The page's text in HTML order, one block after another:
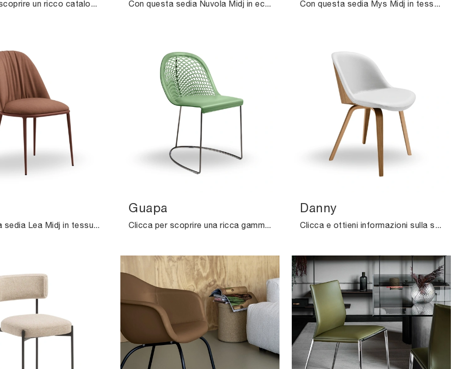
Clicca per scoprire un ricco catalogo di sedie fisse per stanze design: il modello Ola di Midj ti attende! Con questa sedia Nuvola Midj in ecopelle, una delle nostre sedute fisse moderne, potrai arricchire i tuoi locali. Con questa sedia Mys Midj in tessuto, una delle nostre sedute fisse design, potrai completare i tuoi locali.
Con questa sedia Lea Midj in tessuto, una tra le nostre sedute fisse moderne, potrai impreziosire i tuoi spazi.
Guapa
Clicca per scoprire una ricca gamma di sedie fisse per stanze design: il modello Guapa di Midj ti attende!
Danny
Clicca e ottieni informazioni sulla sedia Danny di Midj in pelle: le più esclusive Sedie fisse moderne ti aspettano.